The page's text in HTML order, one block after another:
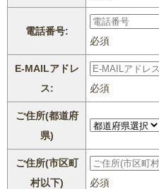
電話番号:
必須
E-MAILアドレ
ス:
必須
ご住所(都道府
県)
ご住所(市区町
村以下)
必須